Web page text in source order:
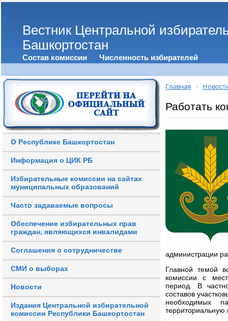
Вестник Центральной
Башкортостан
Состав комиссии Численность избирателей
О Республике Башкортостан
Информация о ЦИК РБ
Избирательные комиссии на сайтах
муниципальных образований
Часто задаваемые вопросы
Обеспечение избирательных прав
граждан, являющихся инвалидами
Соглашения о сотрудничестве
СМИ о выборах
Новости
Издания Центральной избирательной
комиссии Республики Башкортостан
Главная
Работать
администрации
Главной темой
комиссии с
период. В
составов
необходимых